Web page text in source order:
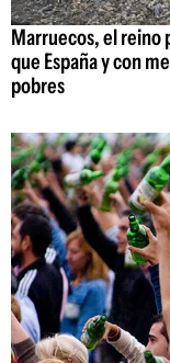
Marruecos, el reino
que España y con
pobres